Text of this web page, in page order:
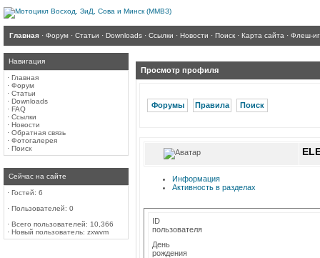
Главная · Форум · Статьи · Downloads · Ссылки · Новости · Поиск · Карта сайта · Флеш-
Навигация
· Главная
· Форум
· Статьи
· Downloads
· FAQ
· Ссылки
· Новости
· Обратная связь
· Фотогалерея
· Поиск
Сейчас на сайте
· Гостей: 6
· Пользователей: 0
· Всего пользователей: 10,366
· Новый пользователь: zxwvm
Просмотр профиля
Форумы Правила Поиск
Информация
Активность в разделах
ID
пользователя
День
рождения